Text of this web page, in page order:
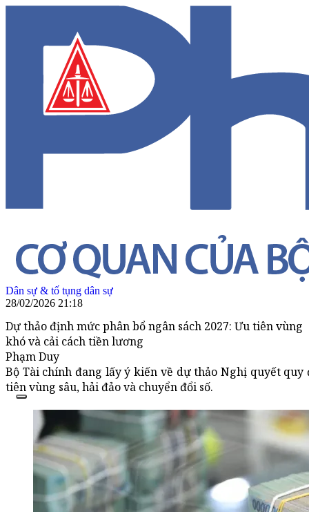
Dân sự & tố tụng dân sự
28/02/2026 21:18
Dự thảo định mức phân bổ ngân sách 2027: Ưu tiên vùng
khó và cải cách tiền lương
Phạm Duy
Bộ Tài chính đang lấy ý kiến về dự thảo Nghị quyết
tiên vùng sâu, hải đảo và chuyển đổi số.